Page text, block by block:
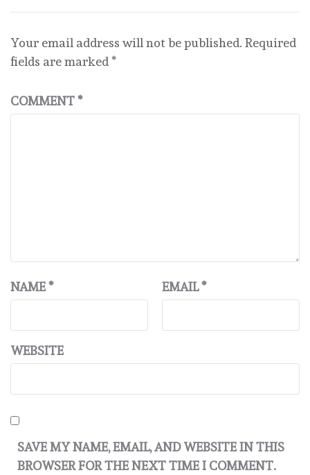
Your email address will not be published. Required
fields are marked*
COMMENT*
NAME* EMAIL*
WEBSITE
SAVE MY NAME, EMAIL, AND WEBSITE IN THIS
BROWSER FOR THE NEXT TIME I COMMENT.